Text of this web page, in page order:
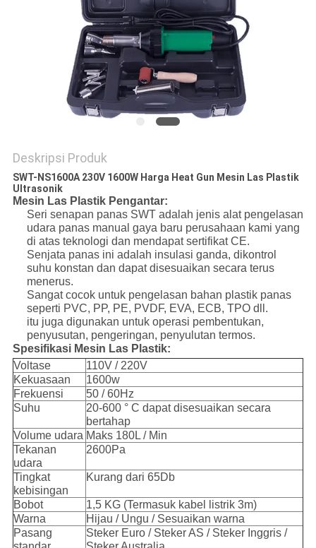
Deskripsi Produk
SWT-NS1600A 230V 1600W Harga Heat Gun Mesin Las Plastik
Ultrasonik
Mesin Las PlastikPengantar:
Seri senapan panas SWT adalah jenis alat pengelasan
udara panas manual gaya baru perusahaan kami yang
di atas teknologi dan mendapat sertifikat CE.
Senjata panas ini adalah insulasi ganda, dikontrol
suhu konstan dan dapat disesuaikan secara terus
menerus.
Sangat cocok untuk pengelasan bahan plastik panas
seperti PVC, PP, PE, PVDF, EVA, ECB, TPO dll.
itu juga digunakan untuk operasi pembentukan,
penyusutan, pengeringan, penyulutan termos.
Spesifikasi Mesin Las Plastik:
Voltase
110V / 220V
Kekuasaan
1600w
Frekuensi
50 / 60Hz
Suhu
20-600 ° C dapat disesuaikan secara
bertahap
Volume udara Maks 180L / Min
Tekanan
udara
2600Pa
Tingkat
kebisingan
Kurang dari 65Db
Bobot
1,5 KG (Termasuk kabel listrik 3m)
Warna
Hijau / Ungu / Sesuaikan warna
Pasang
Steker Euro / Steker AS / Steker Inggris /